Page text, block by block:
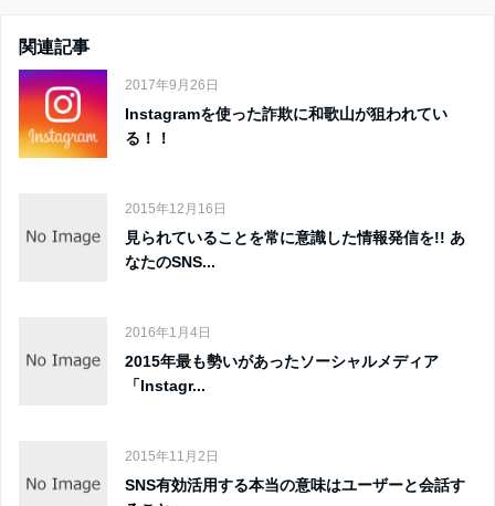
関連記事
2017年9月26日
Instagramを使った詐欺に和歌山が狙われてい
る！！
2015年12月16日
見られていることを常に意識した情報発信を!! あ
なたのSNS...
2016年1月4日
2015年最も勢いがあったソーシャルメディア
「Instagr...
2015年11月2日
SNS有効活用する本当の意味はユーザーと会話す